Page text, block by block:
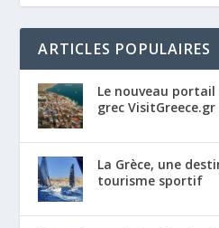
ARTICLES POPULAIRES
Le nouveau
grec
La Grèce, une
tourisme sportif